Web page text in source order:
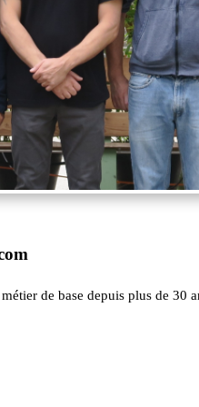
de base depuis plus de 30